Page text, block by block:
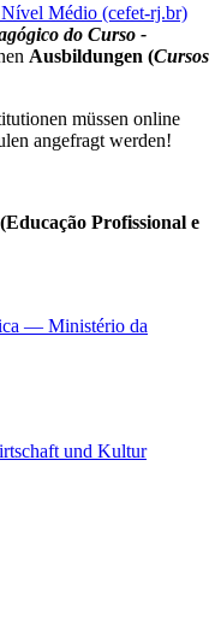
Médio (cefet-rj.br)
do Curso -
Ausbildungen (Cursos
müssen online
angefragt werden!
Profissional e
— Ministério da
und Kultur